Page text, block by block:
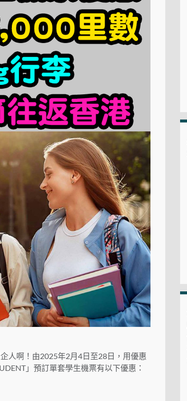
人啊！由2025年2月4日至28日，用優惠
」預訂單套學生機票有以下優惠：